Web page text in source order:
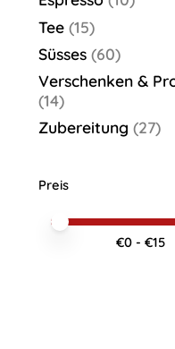
Tee (15)
Süsses (60)
Verschenken &
(14)
Zubereitung (27)
Preis
Preis –
Price maximum
€0- €15